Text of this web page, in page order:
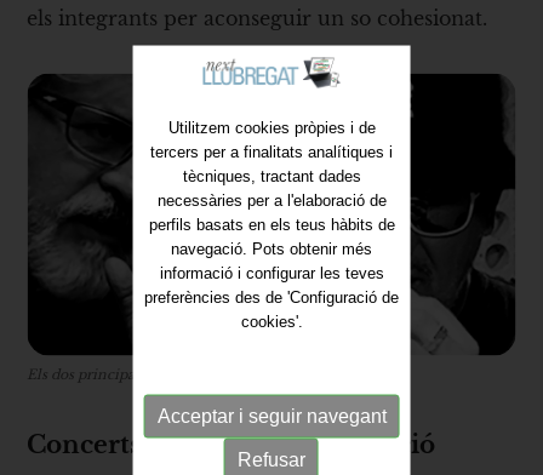
els integrants per aconseguir un so cohesionat.
Els dos principals integrants de Territorio Indie Rock
Concerts que són una celebració
Utilitzem cookies pròpies i de
tercers per a finalitats analítiques i
tècniques, tractant dades
necessàries per a l'elaboració de
perfils basats en els teus hàbits de
navegació. Pots obtenir més
informació i configurar les teves
preferències des de 'Configuració de
cookies'.
Acceptar i seguir navegant
Refusar